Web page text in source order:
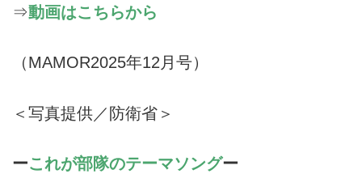
⇒動画はこちらから
（MAMOR2025年12月号）
＜写真提供／防衛省＞
ーこれが部隊のテーマソングー